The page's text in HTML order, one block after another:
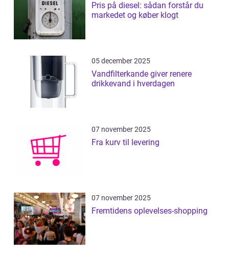
Pris på diesel: sådan forstår du
markedet og køber klogt
05 december 2025
Vandfilterkande giver renere
drikkevand i hverdagen
07 november 2025
Fra kurv til levering
07 november 2025
Fremtidens oplevelses-shopping